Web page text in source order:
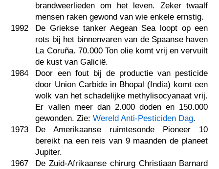
brandweerlieden om het leven. Zeker twaalf
mensen raken gewond van wie enkele ernstig.
1992
De Griekse tanker Aegean Sea loopt op een
rots bij het binnenvaren van de Spaanse haven
La Coruña. 70.000 Ton olie komt vrij en vervuilt
de kust van Galicië.
1984
Door een fout bij de productie van pesticide
door Union Carbide in Bhopal (India) komt een
wolk van het schadelijke methylisocyanaat vrij.
Er vallen meer dan 2.000 doden en 150.000
gewonden. Zie:Wereld Anti-Pesticiden Dag.
1973
De Amerikaanse ruimtesonde Pioneer 10
bereikt na een reis van 9 maanden de planeet
Jupiter.
1967
De Zuid-Afrikaanse chirurg Christiaan Barnard